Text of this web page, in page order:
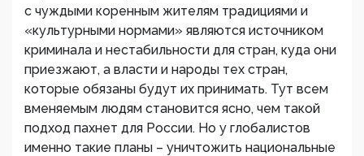
с чуждыми коренным жителям традициями и
«культурными нормами» являются источником
криминала и нестабильности для стран, куда они
приезжают, а власти и народы тех стран,
которые обязаны будут их принимать. Тут всем
вменяемым людям становится ясно, чем такой
подход пахнет для России. Но у глобалистов
именно такие планы – уничтожить национальные